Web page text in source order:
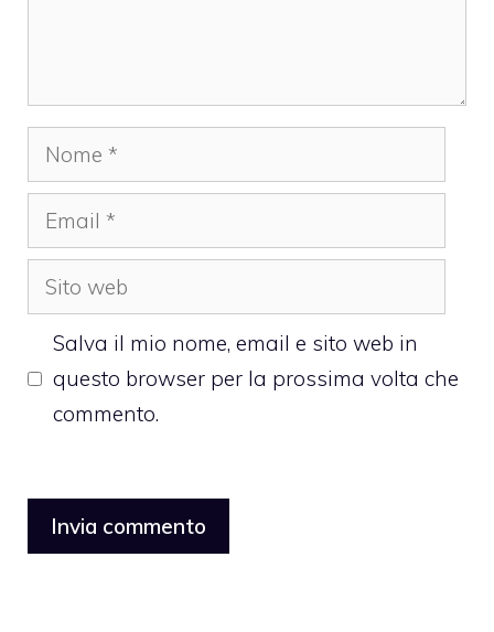
Nome
Email
Sito
web
Salva il mio nome, email e sito web in
questo browser per la prossima volta che
commento.